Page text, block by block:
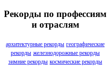
Рекорды по профессиям
и отраслям
архитектурные рекорды географические
рекорды железнодорожные рекорды
зимние рекорды космические рекорды